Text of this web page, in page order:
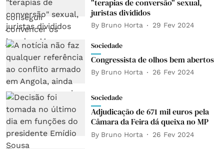
"terapias de conversão" sexual,
juristas divididos
By Bruno Horta 29 Fev 2024
Sociedade
Congressista de olhos bem abertos
By Bruno Horta 26 Fev 2024
Sociedade
Adjudicação de 671 mil euros pela
Câmara da Feira dá queixa no MP
By Bruno Horta 26 Fev 2024